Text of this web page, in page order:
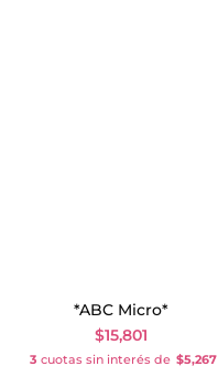
*ABC Micro*
$15,801
3 cuotas sin interés de $5,267